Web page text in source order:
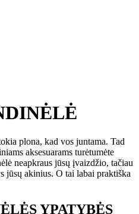
plona, kad vos juntama. Tad
aksesuarams turėtumėte
neapkraus jūsų įvaizdžio, tačiau
jūsų akinius. O tai labai praktiška
YPATYBĖS